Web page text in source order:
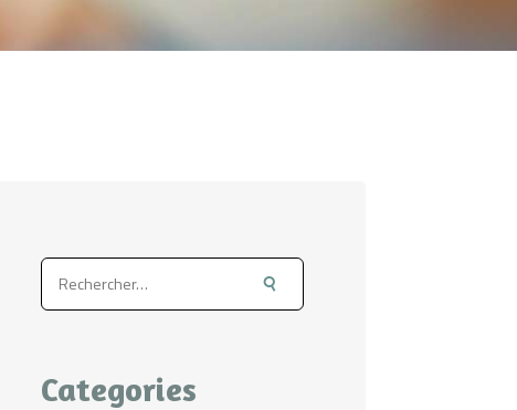
Rechercher :
Categories